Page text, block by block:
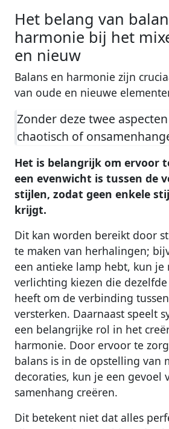
Het belang van
harmonie bij het
en nieuw
Balans en harmonie zijn
van oude en nieuwe
Zonder deze twee
chaotisch of
Het is belangrijk om ervoor
een evenwicht is tussen de
stijlen, zodat geen enkele
krijgt.
Dit kan worden bereikt door
te maken van herhalingen;
een antieke lamp hebt, kun je
verlichting kiezen die
heeft om de verbinding
versterken. Daarnaast speelt
een belangrijke rol in het
harmonie. Door ervoor te
balans is in de opstelling van
decoraties, kun je een gevoel
samenhang creëren.
Dit betekent niet dat alles